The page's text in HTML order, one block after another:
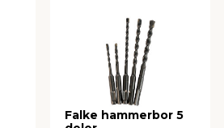
Falke hammerbor 5